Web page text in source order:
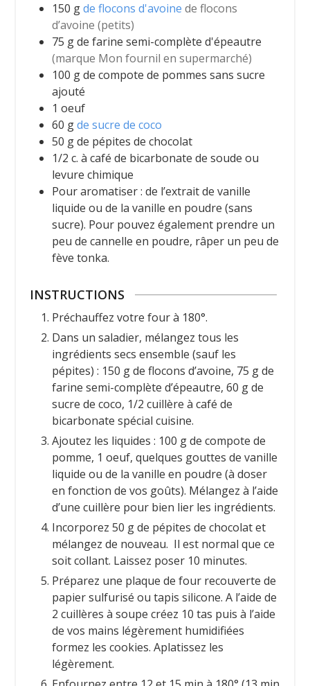
150 gde flocons d'avoine de flocons
d’avoine (petits)
75 gde farine semi-complète d'épeautre
(marque Mon fournil en supermarché)
100 gde compote de pommes sans sucre
ajouté
1 oeuf
60 gde sucre de coco
50 gde pépites de chocolat
1/2 c. à café de bicarbonate de soude ou
levure chimique
Pour aromatiser : de l’extrait de vanille
liquide ou de la vanille en poudre (sans
sucre). Pour pouvez également prendre un
peu de cannelle en poudre, râper un peu de
fève tonka.
INSTRUCTIONS
Préchauffez votre four à 180°.
Dans un saladier, mélangez tous les
ingrédients secs ensemble (sauf les
pépites) : 150 g de flocons d’avoine, 75 g de
farine semi-complète d’épeautre, 60 g de
sucre de coco, 1/2 cuillère à café de
bicarbonate spécial cuisine.
Ajoutez les liquides : 100 g de compote de
pomme, 1 oeuf, quelques gouttes de vanille
liquide ou de la vanille en poudre (à doser
en fonction de vos goûts). Mélangez à l’aide
d’une cuillère pour bien lier les ingrédients.
Incorporez 50 g de pépites de chocolat et
mélangez de nouveau. Il est normal que ce
soit collant. Laissez poser 10 minutes.
Préparez une plaque de four recouverte de
papier sulfurisé ou tapis silicone. A l’aide de
2 cuillères à soupe créez 10 tas puis à l’aide
de vos mains légèrement humidifiées
formez les cookies. Aplatissez les
légèrement.